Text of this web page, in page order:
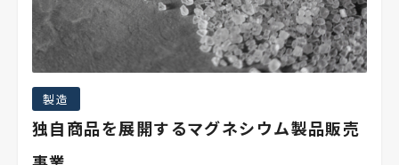
製造
独自商品を展開するマグネシウム製品販売